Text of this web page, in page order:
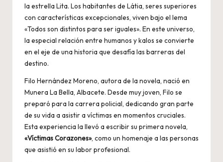
la estrella Lita. Los habitantes de Látia, seres superiores
con características excepcionales, viven bajo el lema
«Todos son distintos para ser iguales». En este universo,
la especial relación entre humanos y kalos se convierte
en el eje de una historia que desafía las barreras del
destino.
Filo Hernández Moreno, autora de la novela, nació en
Munera La Bella, Albacete. Desde muy joven, Filo se
preparó para la carrera policial, dedicando gran parte
de su vida a asistir a víctimas en momentos cruciales.
Esta experiencia la llevó a escribir su primera novela,
«Víctimas Corazones», como un homenaje a las personas
que asistió en su labor profesional.